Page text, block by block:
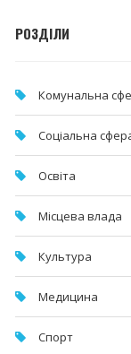
РОЗДІЛИ
Комунальна
Соціальна
Освіта
Місцева влада
Культура
Медицина
Спорт